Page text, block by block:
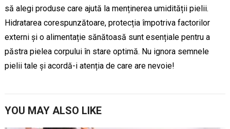
să alegi produse care ajută la menținerea umidității pielii.
Hidratarea corespunzătoare, protecția împotriva factorilor
externi și o alimentație sănătoasă sunt esențiale pentru a
păstra pielea corpului în stare optimă. Nu ignora semnele
pielii tale și acordă-i atenția de care are nevoie!
YOU MAY ALSO LIKE